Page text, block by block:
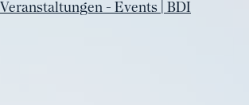
Veranstaltungen - Events | BDI